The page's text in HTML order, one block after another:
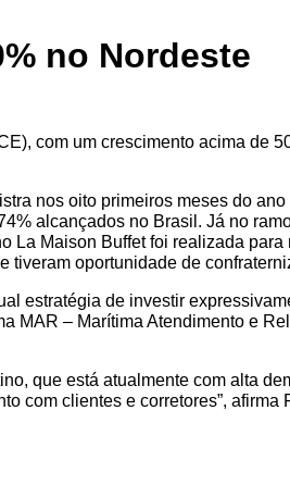
no Nordeste
com um crescimento acima de
nos oito primeiros meses do
alcançados no Brasil. Já no
Maison Buffet foi realizada
oportunidade de
estratégia de investir
MAR – Marítima Atendimento e
que está atualmente com alta
com clientes e corretores”,